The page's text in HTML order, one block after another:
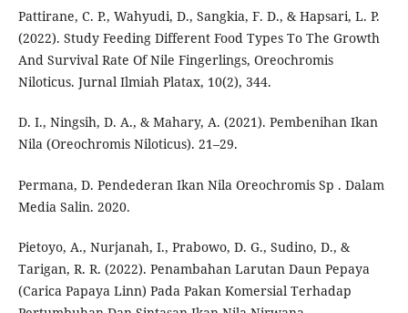
Pattirane, C. P., Wahyudi, D., Sangkia, F. D., & Hapsari, L. P.
(2022). Study Feeding Different Food Types To The Growth
And Survival Rate Of Nile Fingerlings, Oreochromis
Niloticus. Jurnal Ilmiah Platax, 10(2), 344.
D. I., Ningsih, D. A., & Mahary, A. (2021). Pembenihan Ikan
Nila (Oreochromis Niloticus). 21–29.
Permana, D. Pendederan Ikan Nila Oreochromis Sp . Dalam
Media Salin. 2020.
Pietoyo, A., Nurjanah, I., Prabowo, D. G., Sudino, D., &
Tarigan, R. R. (2022). Penambahan Larutan Daun Pepaya
(Carica Papaya Linn) Pada Pakan Komersial Terhadap